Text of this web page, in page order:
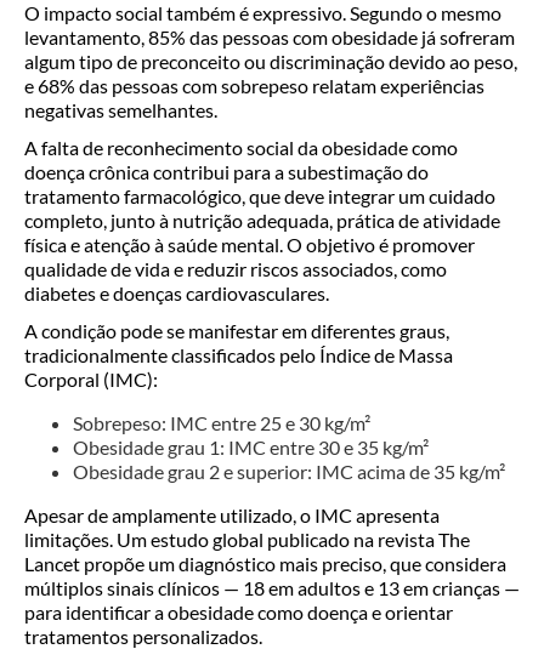
O impacto social também é expressivo. Segundo o mesmo
levantamento, 85% das pessoas com obesidade já sofreram
algum tipo de preconceito ou discriminação devido ao peso,
e 68% das pessoas com sobrepeso relatam experiências
negativas semelhantes.
A falta de reconhecimento social da obesidade como
doença crônica contribui para a subestimação do
tratamento farmacológico, que deve integrar um cuidado
completo, junto à nutrição adequada, prática de atividade
física e atenção à saúde mental. O objetivo é promover
qualidade de vida e reduzir riscos associados, como
diabetes e doenças cardiovasculares.
A condição pode se manifestar em diferentes graus,
tradicionalmente classificados pelo Índice de Massa
Corporal (IMC):
Sobrepeso: IMC entre 25 e 30 kg/m²
Obesidade grau 1: IMC entre 30 e 35 kg/m²
Obesidade grau 2 e superior: IMC acima de 35 kg/m²
Apesar de amplamente utilizado, o IMC apresenta
limitações. Um estudo global publicado na revista The
Lancet propõe um diagnóstico mais preciso, que considera
múltiplos sinais clínicos — 18 em adultos e 13 em crianças —
para identificar a obesidade como doença e orientar
tratamentos personalizados.